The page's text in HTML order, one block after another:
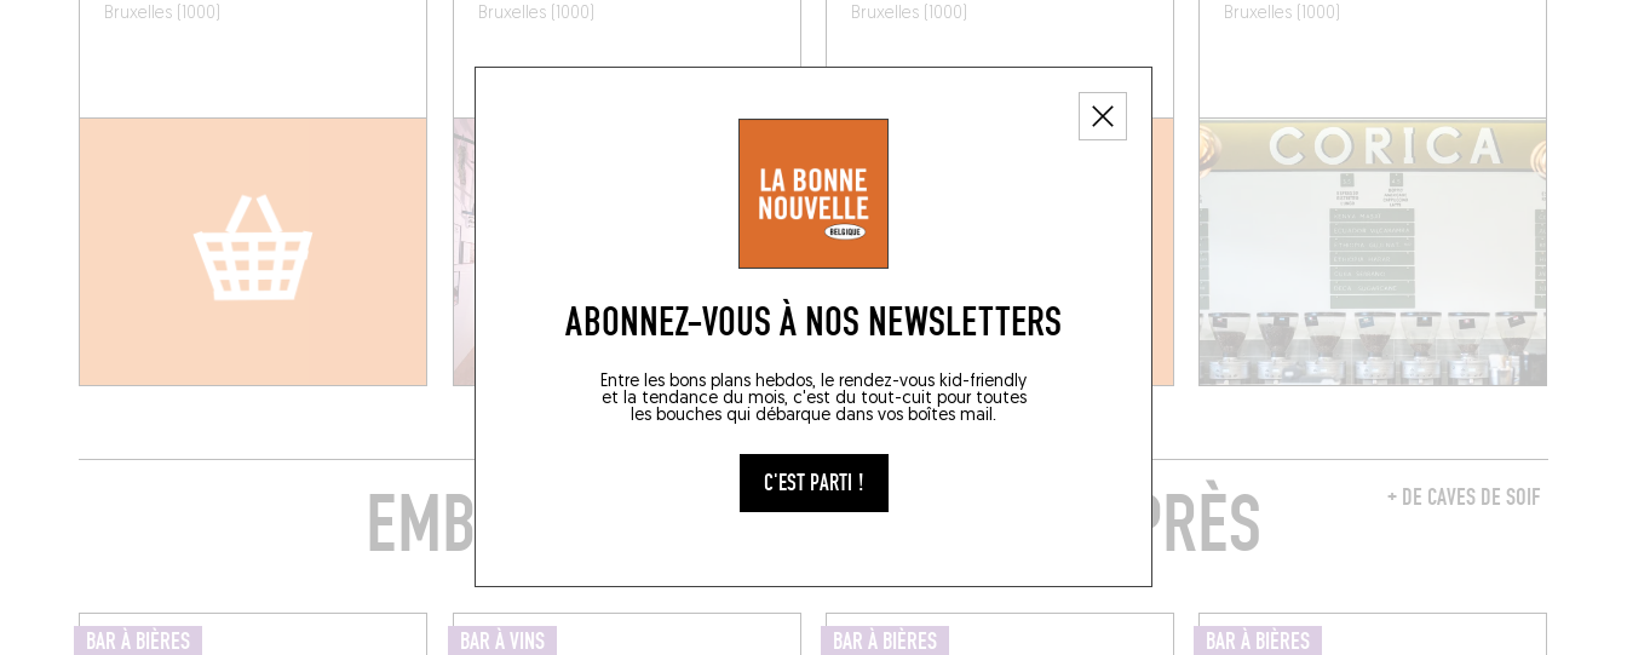
ABONNEZ-VOUS À NOS NEWSLETTERS
Entre les bons plans hebdos, le rendez-vous kid-friendly
et la tendance du mois, c'est du tout-cuit pour toutes
les bouches qui débarque dans vos boîtes mail.
C'EST PARTI !
Bruxelles (1000)
Bruxelles (1000)
Bruxelles (1000)
Bruxelles (1000)
+ DE CAVES DE SOIF
EMBARQUER SA QUILLE TOUT PRÈS
BAR À BIÈRES BAR À VINS BAR À BIÈRES BAR À BIÈRES